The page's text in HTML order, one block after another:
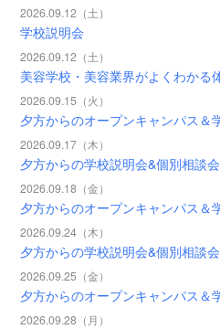
2026.09.12（土）
学校説明会
2026.09.12（土）
美容学校・美容業界がよくわかる
2026.09.15（火）
夕方からのオープンキャンパス＆
2026.09.17（木）
夕方からの学校説明会&個別相談会
2026.09.18（金）
夕方からのオープンキャンパス＆
2026.09.24（木）
夕方からの学校説明会&個別相談会
2026.09.25（金）
夕方からのオープンキャンパス＆
2026.09.28（月）